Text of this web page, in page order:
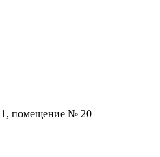
1, помещение № 20